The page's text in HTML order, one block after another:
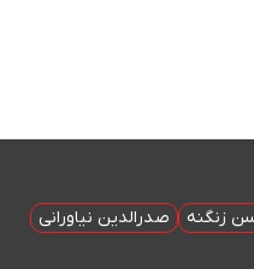
زنگنه
صدرالدین نیاورانی